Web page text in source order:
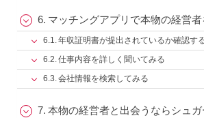
マッチングアプリで本物の経営
年収証明書が提出されているか確認す
仕事内容を詳しく聞いてみる
会社情報を検索してみる
本物の経営者と出会うならシュ